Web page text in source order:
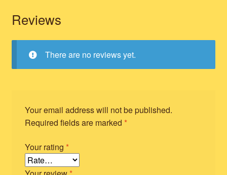
Reviews
There are no reviews yet.
Your email address will not be published.
Required fields are marked *
Your rating *